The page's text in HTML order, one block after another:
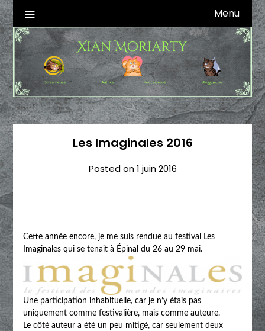
Skip
to
content
Xian Moriarty
Autrice SFFF & Blogueuse & Streameuse Menu
Les Imaginales 2016
Posted on1 juin 2016
Cette année encore, je me suis rendue au festival Les
Imaginales qui se tenait à Épinal du 26 au 29 mai.
Une participation inhabituelle, car je n’y étais pas
uniquement comme festivalière, mais comme auteure.
Le côté auteur a été un peu mitigé, car seulement deux